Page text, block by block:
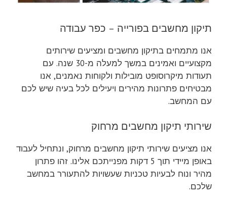
תיקון מחשבים בפורייה – כפר עבודה
אנו מתמחים בתיקון מחשבים ומציעים שירותים
מקצועיים ואמינים במשך למעלה מ-30 שנה. עם
תעודות מיקרוסופט מובילות ולקוחות נאמנים, אנו
מבטיחים פתרונות מהירים ויעילים לכל בעיה שיש לכם
עם המחשב.
שירותי תיקון מחשבים מרחוק
אנו מציעים שירותי תיקון מחשבים מרחוק, ונתחיל לעבוד
באופן מיידי תוך 5 דקות מפנייתכם אלינו. זהו פתרון
מהיר ונוח לבעיות טכניות שעשויות להתעורר במחשב
שלכם.